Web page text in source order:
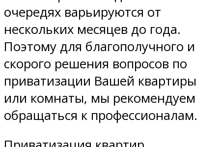
очередях варьируются от
нескольких месяцев до года.
Поэтому для благополучного и
скорого решения вопросов по
приватизации Вашей квартиры
или комнаты, мы рекомендуем
обращаться к профессионалам.